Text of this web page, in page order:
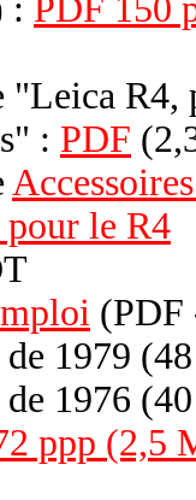
: PDF 150
"Leica R4,
: PDF
le R4
(PDF
1979
1976
ppp (2,5